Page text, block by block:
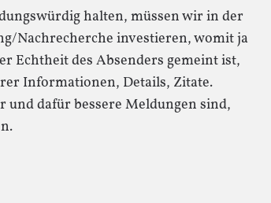
halten, müssen wir in der
Nachrecherche investieren, womit ja
Echtheit des Absenders gemeint ist,
Informationen, Details, Zitate.
und dafür bessere Meldungen sind,